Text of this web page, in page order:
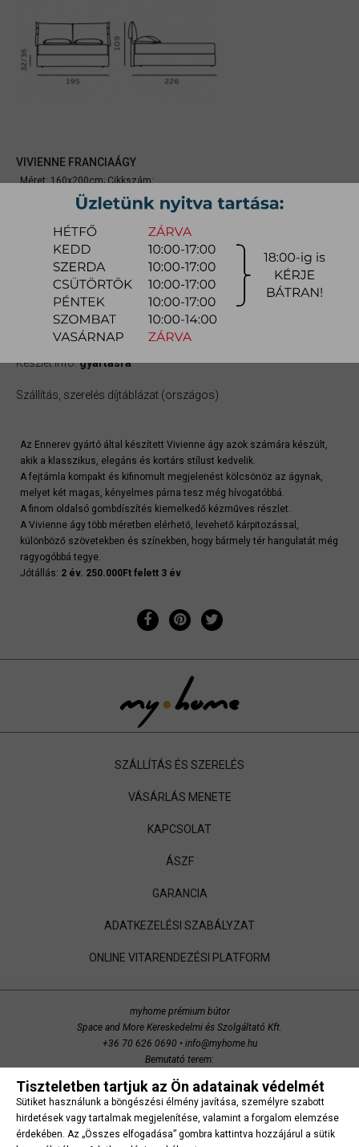
Tiszteletben tartjuk az Ön adatainak védelmét
Sütiket használunk a böngészési élmény javítása, személyre szabott
hirdetések vagy tartalmak megjelenítése, valamint a forgalom elemzése
érdekében. Az „Összes elfogadása” gombra kattintva hozzájárul a sütik
VIVIENNE FRANCIAÁGY
Méret: 160x200cm;Cikkszám:
589.700 Ft
gyors ajánlat
Raktárra érkezés: 8-14 hét
Készlet info:gyártásra
Szállítás, szerelés díjtáblázat (országos)
Az Ennerev gyártó által készített Vivienne ágy azok számára készült,
akik a klasszikus, elegáns és kortárs stílust kedvelik.
A fejtámla kompakt és kifinomult megjelenést kölcsönöz az ágynak,
melyet két magas, kényelmes párna tesz még hívogatóbbá.
A finom oldalsó gombdíszítés kiemelkedő kézműves részlet.
A Vivienne ágy több méretben elérhető, levehető kárpitozással,
különböző szövetekben és színekben, hogy bármely tér hangulatát még
ragyogóbbá tegye.
Jótállás: 2 év. 250.000Ft felett 3 év
SZÁLLÍTÁS ÉS SZERELÉS
VÁSÁRLÁS MENETE
KAPCSOLAT
ÁSZF
GARANCIA
ADATKEZELÉSI SZABÁLYZAT
ONLINE VITARENDEZÉSI PLATFORM
myhome prémium bútor
Space and More Kereskedelmi és Szolgáltató Kft.
+36 70 626 0690 • info@myhome.hu
Bemutató terem:
copyright 2014 Space and More. minden jog fenntartva.
Süti beállítások